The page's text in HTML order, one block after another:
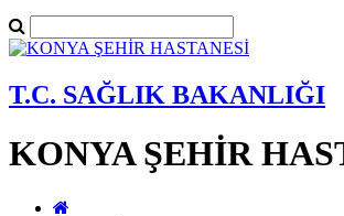
T.C. SAĞLIK BAKANLIĞI
KONYA ŞEHİR